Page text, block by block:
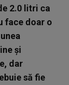
2.0 litri ca
face doar o
și
dar
să fie